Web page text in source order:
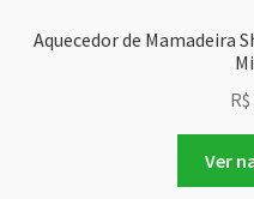
Aquecedor de Mamadeira
R$
Ver